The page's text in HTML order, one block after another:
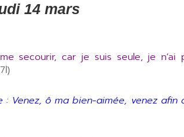
14 mars
secourir, car je suis seule, je n’ai
Venez, ô ma bien-aimée, venez afin